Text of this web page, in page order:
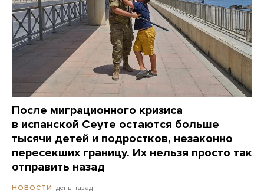
После миграционного кризиса
в испанской Сеуте остаются больше
тысячи детей и подростков, незаконно
пересекших границу. Их нельзя просто так
отправить назад
НОВОСТИ день назад